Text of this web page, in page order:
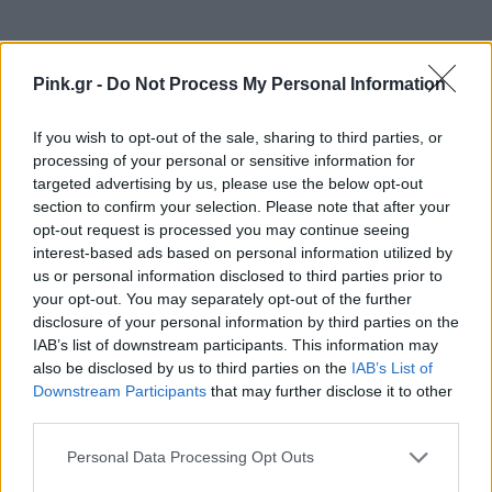
Pink.gr - Do Not Process My Personal Information
If you wish to opt-out of the sale, sharing to third parties, or
processing of your personal or sensitive information for
targeted advertising by us, please use the below opt-out
section to confirm your selection. Please note that after your
opt-out request is processed you may continue seeing
interest-based ads based on personal information utilized by
us or personal information disclosed to third parties prior to
your opt-out. You may separately opt-out of the further
disclosure of your personal information by third parties on the
IAB’s list of downstream participants. This information may
also be disclosed by us to third parties on the IAB’s List of
Downstream Participants that may further disclose it to other
Personal Data Processing Opt Outs
Ακολουθήστε το Pink.gr στο Google Newsκαι
μάθετε πρώτοιτα πιο hot νέα.
Ακολουθήστε το Pink.gr και στοInstagram
ΔΙΑΦΗΜΙΣΗ